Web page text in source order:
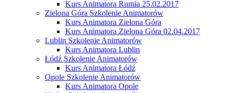
Kurs Animatora Rumia 25.02.2017
Zielona Góra Szkolenie Animatorów
Kurs Animatora Zielona Góra
Kurs Animatora Zielona Góra 02.04.2017
Lublin Szkolenie Animatorów
Kurs Animatora Lublin
Łódź Szkolenie Animatorów
Kurs Animatora Łódź
Opole Szkolenie Animatorów
Kurs Animatora Opole